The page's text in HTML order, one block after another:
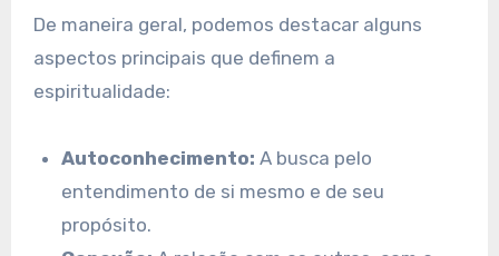
De maneira geral, podemos destacar alguns
aspectos principais que definem a
espiritualidade:
Autoconhecimento: A busca pelo
entendimento de si mesmo e de seu
propósito.